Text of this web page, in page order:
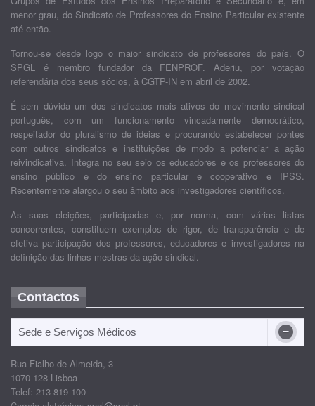
menor grau, do Sindicato de Professores do Ensino Particular existente
até então.
Tornou-se desde logo o maior sindicato de professores do país. O
SPGL é membro fundador da FENPROF. Aderiu, por votação
referendária dos seus sócios, à CGTP-IN em abril de 2002.
É sem dúvida um dos sindicatos mais ativos do movimento sindical
português, com um funcionamento vincadamente democrático,
respeitador do pluralismo de ideias e procurando estabelecer pontes
com outros sindicatos e instituições de modo a potenciar a ação
reivindicativa. Integra no seu seio os educadores e os professores do
ensino público e do ensino particular e cooperativo e IPSS.
Recentemente alargou o seu âmbito aos investigadores científicos.
As suas eleições, participadas e, por norma, com várias listas
concorrentes, constituem exemplos de rigor, de transparência e de
efetiva participação dos professores, educadores e investigadores na
definição das linhas mestras da ação sindical.
Contactos
Sede e Serviços Médicos
Rua Fialho de Almeida, 3
1070-128 Lisboa
Telef: 213 819 100